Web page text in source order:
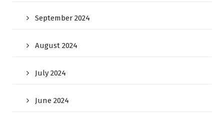
September 2024
August 2024
July 2024
June 2024